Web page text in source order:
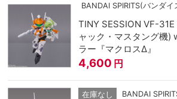
BANDAI SPIRITS(バンダイ
TINY SESSION VF-
ャック・マスタング機)
ラー『マクロスΔ』
4,600 円
在庫なし BANDAI